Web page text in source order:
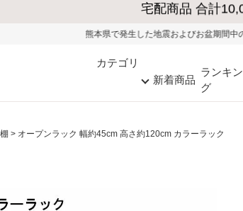
大型家具の送
本県で発生した地震およびお盆期間中の物流混雑の影響によ
カテゴリ
新着商品
ランキン
グ
オープンラック 幅約45cm 高さ約120cm カラーラック